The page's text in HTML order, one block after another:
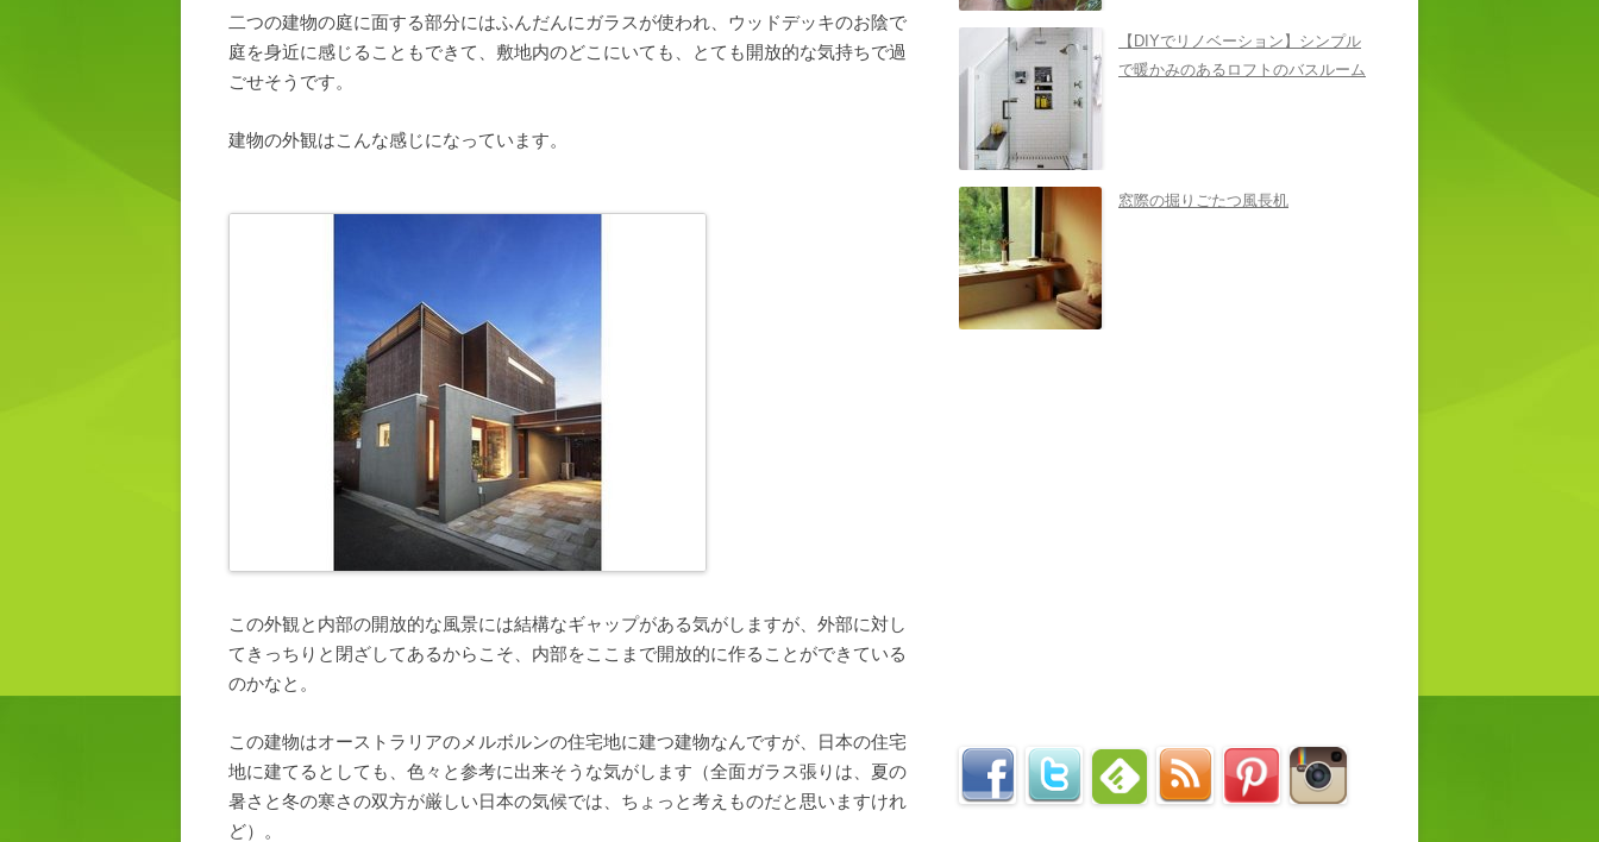
二つの建物の庭に面する部分にはふんだんにガラスが使われ、ウッドデッキのお陰で
庭を身近に感じることもできて、敷地内のどこにいても、とても開放的な気持ちで過
ごせそうです。
建物の外観はこんな感じになっています。
この外観と内部の開放的な風景には結構なギャップがある気がしますが、外部に対し
てきっちりと閉ざしてあるからこそ、内部をここまで開放的に作ることができている
のかなと。
この建物はオーストラリアのメルボルンの住宅地に建つ建物なんですが、日本の住宅
地に建てるとしても、色々と参考に出来そうな気がします（全面ガラス張りは、夏の
暑さと冬の寒さの双方が厳しい日本の気候では、ちょっと考えものだと思いますけれ
ど）。
【DIYでリノベーション】シンプル
で暖かみのあるロフトのバスルーム
窓際の掘りごたつ風長机